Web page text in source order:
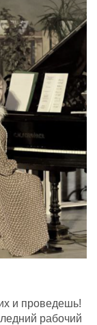
и проведешь!
рабочий